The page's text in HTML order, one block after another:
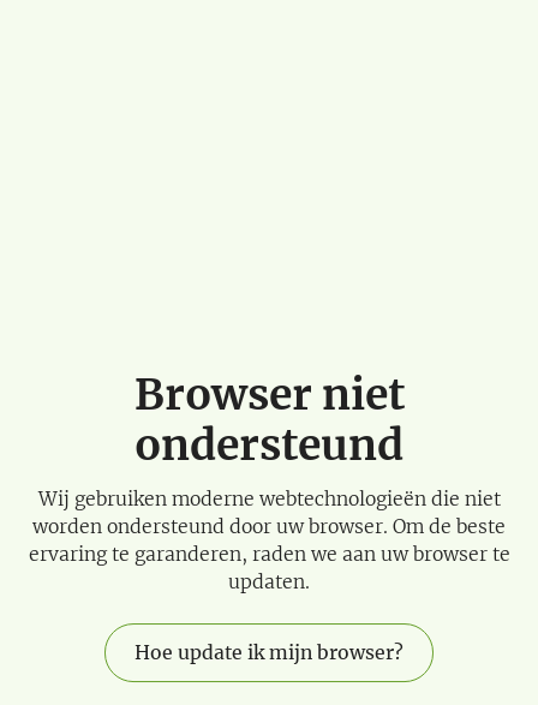
Browser niet
ondersteund
Wij gebruiken moderne webtechnologieën die niet
worden ondersteund door uw browser. Om de beste
ervaring te garanderen, raden we aan uw browser te
updaten.
Hoe update ik mijn browser?